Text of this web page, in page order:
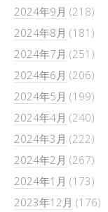
2024年9月 (218)
2024年8月 (181)
2024年7月 (251)
2024年6月 (206)
2024年5月 (199)
2024年4月 (240)
2024年3月 (222)
2024年2月 (267)
2024年1月 (173)
2023年12月 (176)